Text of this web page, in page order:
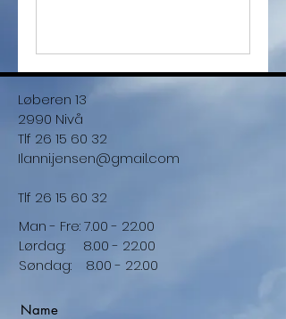
Løberen 13
2990 Nivå
Tlf 26 15 60 32
Ilanni.jensen@gmail.com
Tlf 26 15 60 32
Man - Fre:7.00 - 22.00
​​Lørdag: 8.00 - 22.00
​Søndag: 8.00 - 22.00